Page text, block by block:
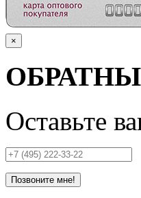
×
Оставьте
Позвоните мне!